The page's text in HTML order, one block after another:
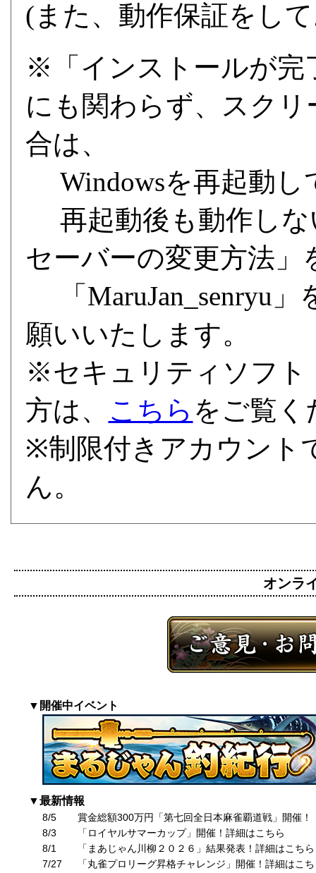
(また、動作保証をし
※「インストールが完
にも関わらず、スク
合は、
Windowsを再起動し
再起動後も動作しな
セーバーの変更方法」
「MaruJan_senryu」
願いいたします。
※セキュリティソフト
方は、
こちら をご覧く
※制限付きアカウント
ん。
オンラ
▼開催中イベント
▼最新情報
8/5
賞金総額300万円「第七回全日本麻雀覇道戦」開催！
8/3
「ロイヤルサマーカップ」開催！詳細はこちら
8/1
「まあじゃん川柳２０２６」結果発表！詳細はこちら
7/27
「丸雀プロリーグ昇格チャレンジ」開催！詳細はこ